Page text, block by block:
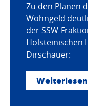
Zu den Plänen
Wohngeld
der SSW-
Holsteinischen
Dirschauer:
Weiterlesen